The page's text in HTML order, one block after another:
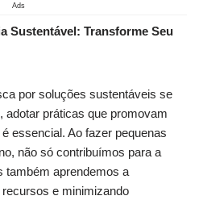
Ads
Sustentável: Transforme ⁣Seu
⁤por soluções sustentáveis se
‌adotar ⁢práticas que ⁢promovam
‌essencial. Ao fazer pequenas
não​ só contribuímos‍ para ‍a
também ⁢aprendemos⁤ a
e minimizando